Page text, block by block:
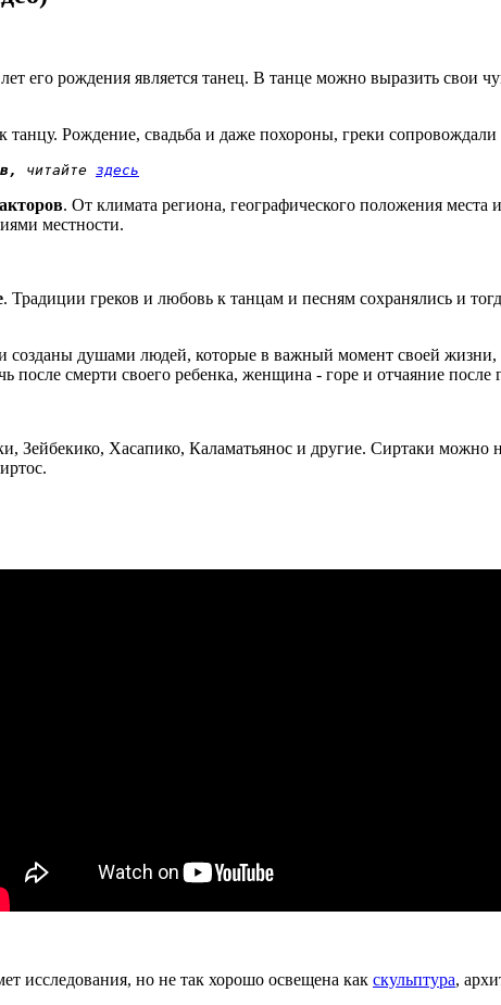
его рождения является танец. В танце можно выразить свои
Рождение, свадьба и даже похороны, греки
читайте здесь
. От климата региона, географического положения места
местности.
. Традиции греков и любовь к танцам и песням сохранялись и
созданы душами людей, которые в важный момент своей
после смерти своего ребенка, женщина - горе и отчаяние после
Хасапико, Каламатьянос и другие. Сиртаки можно
исследования, но не так хорошо освещена как скульптура,